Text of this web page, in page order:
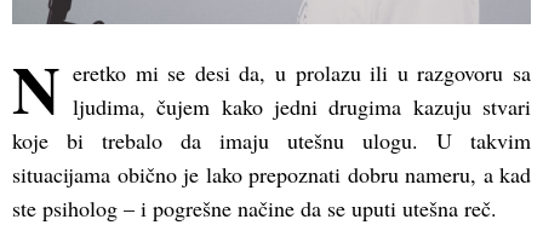
N eretko mi se desi da, u prolazu ili u razgovoru sa
ljudima, čujem kako jedni drugima kazuju stvari
koje bi trebalo da imaju utešnu ulogu. U takvim
situacijama obično je lako prepoznati dobru nameru, a kad
ste psiholog – i pogrešne načine da se uputi utešna reč.